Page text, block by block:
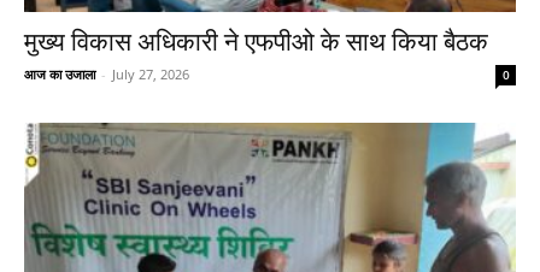
मुख्य विकास अधिकारी ने एफपीओ के साथ किया बैठक
आज का उजाला - July 27, 2026 0